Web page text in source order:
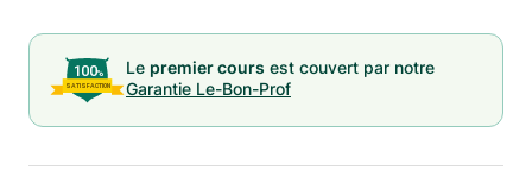
Le premier cours est couvert par notre
Garantie Le-Bon-Prof